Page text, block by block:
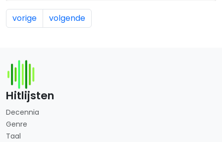
vorige volgende
Hitlijsten
Decennia
Genre
Taal